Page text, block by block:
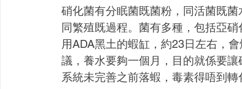
硝化菌有分眠菌既菌粉，同活菌既
同繁殖既過程。菌有多種，包括亞
用ADA黑土的蝦缸，約23日左右，
議，養水要夠一個月，目的就係要
系統未完善之前落蝦，毒素得唔到轉